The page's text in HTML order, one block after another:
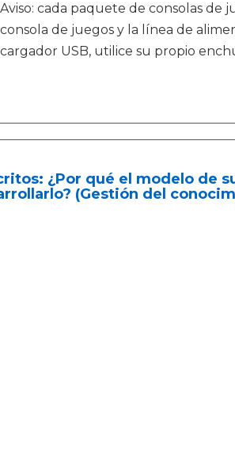
Aviso: cada paquete de consolas de
consola de juegos y la línea de
cargador USB, utilice su propio
¿Por qué el modelo de
(Gestión del